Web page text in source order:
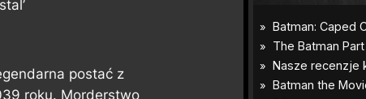
postać z
roku. Morderstwo